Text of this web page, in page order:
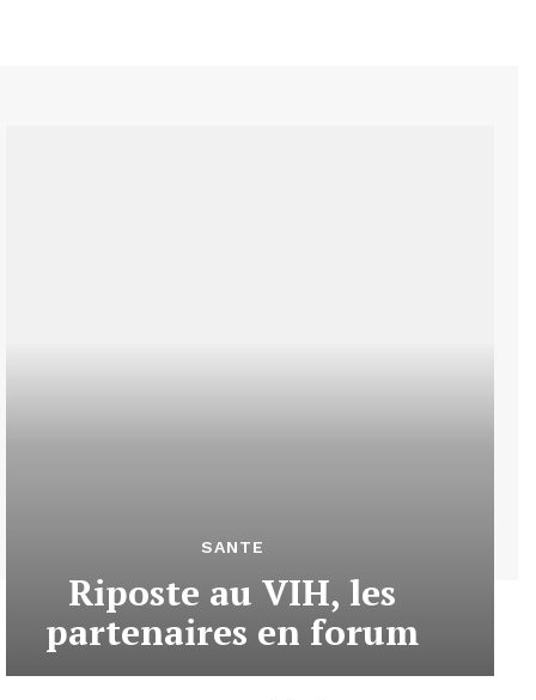
SANTE
Riposte au VIH, les
partenaires en forum